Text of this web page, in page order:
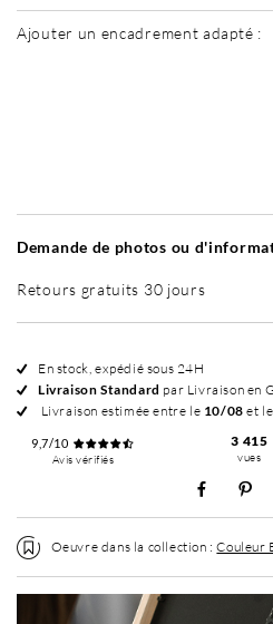
Ajouter un encadrement adapté :
Demande de photos ou
Retours gratuits 30 jours
En stock, expédié sous 24H
Livraison Standard par Livraison en
Livraison estimée entre le 10/08 et le
9,7/10
Avis vérifiés
3 415
vues
Oeuvre dans la collection :Couleur